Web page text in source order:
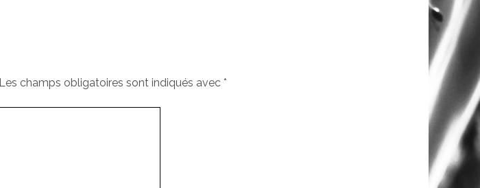
Les champs obligatoires sont indiqués avec *